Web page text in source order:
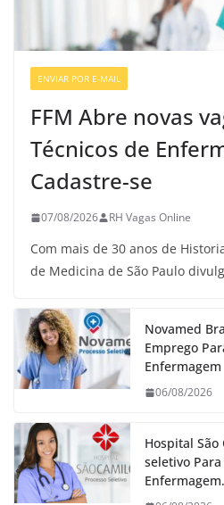
ENVIAR POR E-MAIL
FFM Abre novas
Técnicos de
Cadastre-se
07/08/2026 RH Vagas Online
Com mais de 30 anos de
de Medicina de São Paulo
Novamed
Emprego
Enfermagem
06/08/2026
Hospital São
seletivo
Enfermagem.